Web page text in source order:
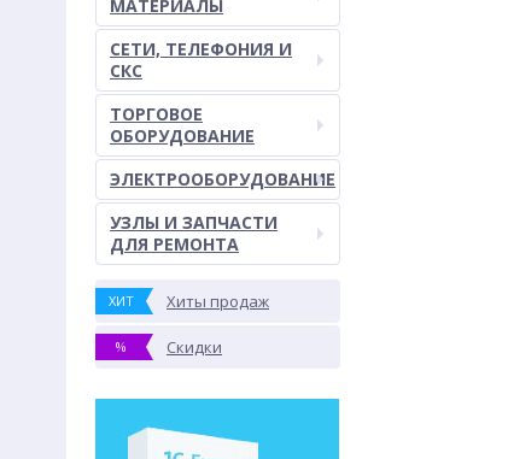
МАТЕРИАЛЫ
СЕТИ, ТЕЛЕФОНИЯ И
СКС
ТОРГОВОЕ
ОБОРУДОВАНИЕ
ЭЛЕКТРООБОРУДОВАНИЕ
УЗЛЫ И ЗАПЧАСТИ
ДЛЯ РЕМОНТА
ХИТ Хиты продаж
% Скидки